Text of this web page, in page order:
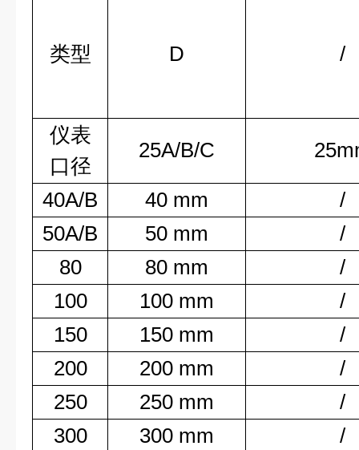
类型 D /
仪表
口径
25A/B/C
40A/B 40 mm
/
50A/B
50 mm
/
80
80 mm
/
100
100 mm
/
150
150 mm
/
200
200 mm
/
250
250 mm
/
300
300 mm
/